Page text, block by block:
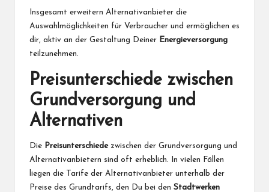
Insgesamt erweitern Alternativanbieter die
Auswahlmöglichkeiten für Verbraucher und ermöglichen es
dir, aktiv an der Gestaltung Deiner Energieversorgung
teilzunehmen.
Preisunterschiede zwischen
Grundversorgung und
Alternativen
Die Preisunterschiedezwischen der Grundversorgung und
Alternativanbietern sind oft erheblich. In vielen Fällen
liegen die Tarife der Alternativanbieter unterhalb der
Preise des Grundtarifs, den Du bei den Stadtwerken